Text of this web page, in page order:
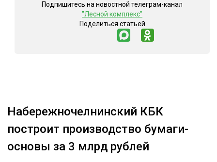
Подпишитесь на новостной телеграм-канал
"Лесной комплекс"
Поделиться статьей
Набережночелнинский КБК
построит производство бумаги-
основы за 3 млрд рублей